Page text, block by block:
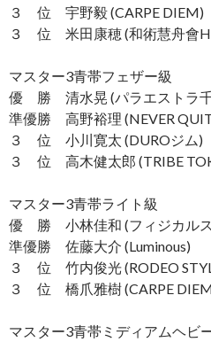
３ 位 宇野毅 (CARPE DIEM)
３ 位 米田康穂 (和術慧舟會
マスター3青帯フェザー級
優 勝 清水晃 (パラエストラ
準優勝 高野裕理 (NEVER
３ 位 小川寛太 (DUROジム)
３ 位 高木健太郎 (TRIBE
マスター3青帯ライト級
優 勝 小林佳和 (フィジカル
準優勝 佐藤大介 (Luminous)
３ 位 竹内俊光 (RODEO
３ 位 橋爪雅樹 (CARPE
マスター3青帯ミディアムヘビ